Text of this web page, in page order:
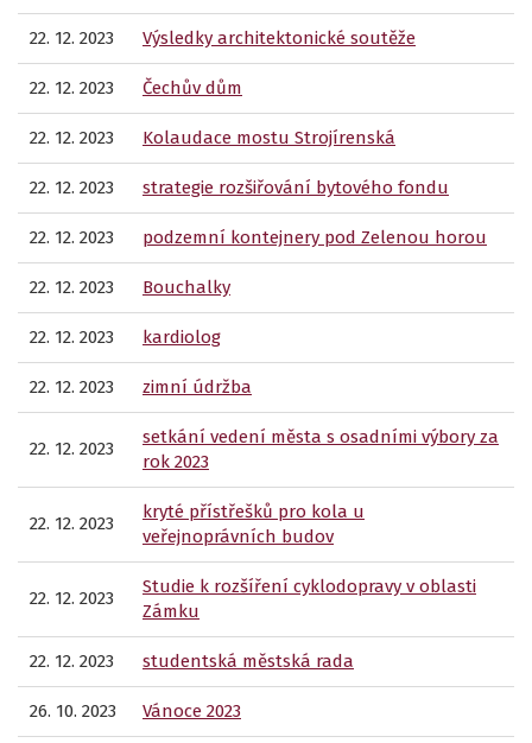
22. 12. 2023 Výsledky architektonické soutěže
22. 12. 2023 Čechův dům
22. 12. 2023 Kolaudace mostu Strojírenská
22. 12. 2023 strategie rozšiřování bytového fondu
22. 12. 2023 podzemní kontejnery pod Zelenou horou
22. 12. 2023 Bouchalky
22. 12. 2023 kardiolog
22. 12. 2023 zimní údržba
22. 12. 2023
setkání vedení města s osadními výbory za
rok 2023
22. 12. 2023
kryté přístřešků pro kola u
veřejnoprávních budov
22. 12. 2023
Studie k rozšíření cyklodopravy v oblasti
Zámku
22. 12. 2023 studentská městská rada
26. 10. 2023 Vánoce 2023